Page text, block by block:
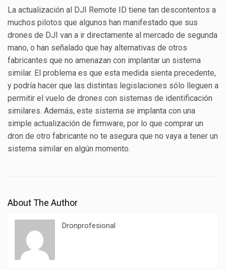
La actualización al DJI Remote ID tiene tan descontentos a
muchos pilotos que algunos han manifestado que sus
drones de DJI van a ir directamente al mercado de segunda
mano, o han señalado que hay alternativas de otros
fabricantes que no amenazan con implantar un sistema
similar. El problema es que esta medida sienta precedente,
y podría hacer que las distintas legislaciones sólo lleguen a
permitir el vuelo de drones con sistemas de identificación
similares. Además, este sistema se implanta con una
simple actualización de firmware, por lo que comprar un
dron de otro fabricante no te asegura que no vaya a tener un
sistema similar en algún momento.
About The Author
Dronprofesional